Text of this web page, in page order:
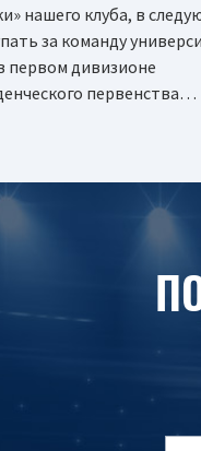
нашего клуба, в
за команду
первом дивизионе
первенства…